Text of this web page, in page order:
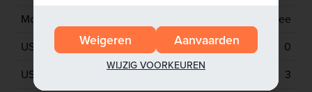
Mobiel netwerk
Nee
USB 2
0
USB 3
3
Weigeren Aanvaarden
WIJZIG VOORKEUREN